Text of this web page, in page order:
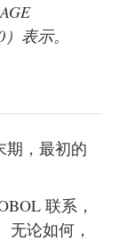
表示。
期，最初的
联系，
无论如何，